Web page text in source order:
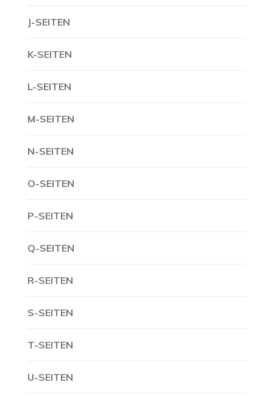
J-SEITEN
K-SEITEN
L-SEITEN
M-SEITEN
N-SEITEN
O-SEITEN
P-SEITEN
Q-SEITEN
R-SEITEN
S-SEITEN
T-SEITEN
U-SEITEN